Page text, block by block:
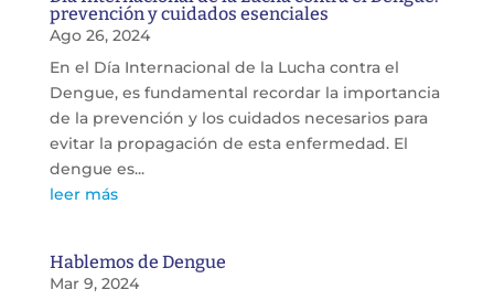
prevención y cuidados esenciales
Ago 26, 2024
En el Día Internacional de la Lucha contra el
Dengue, es fundamental recordar la importancia
de la prevención y los cuidados necesarios para
evitar la propagación de esta enfermedad. El
dengue es...
leer más
Hablemos de Dengue
Mar 9, 2024